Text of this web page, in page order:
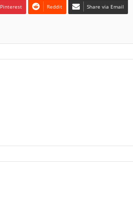
Pinterest Reddit Share via Email